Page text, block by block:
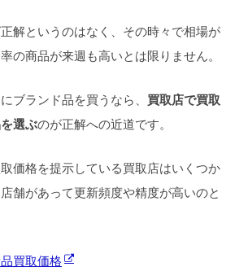
解というのはなく、その時々で相場が
の商品が来週も高いとは限りません。
ブランド品を買うなら、 買取店で買取
選ぶのが正解への近道です。
価格を提示している買取店はいくつか
舗があって更新頻度や精度が高いのと
買取価格